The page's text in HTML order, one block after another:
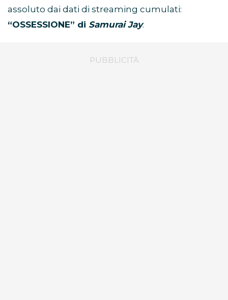
assoluto dai dati di streaming cumulati:
“OSSESSIONE” di Samurai Jay.